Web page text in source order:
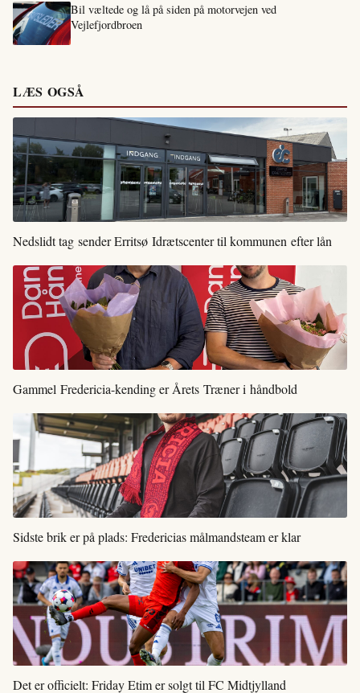
Bil væltede og lå på siden på motorvejen ved
Vejlefjordbroen
LÆS OGSÅ
Nedslidt tag sender Erritsø Idrætscenter til kommunen efter lån
Gammel Fredericia-kending er Årets Træner i håndbold
Sidste brik er på plads: Fredericias målmandsteam er klar
Det er officielt: Friday Etim er solgt til FC Midtjylland